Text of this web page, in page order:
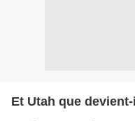
Et Utah que